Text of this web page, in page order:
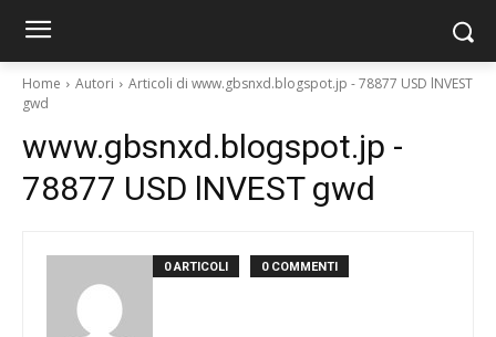
Home Autori
Articoli di www.gbsnxd.blogspot.jp - 78877 USD lNVEST
gwd
www.gbsnxd.blogspot.jp -
78877 USD lNVEST gwd
0 ARTICOLI 0 COMMENTI